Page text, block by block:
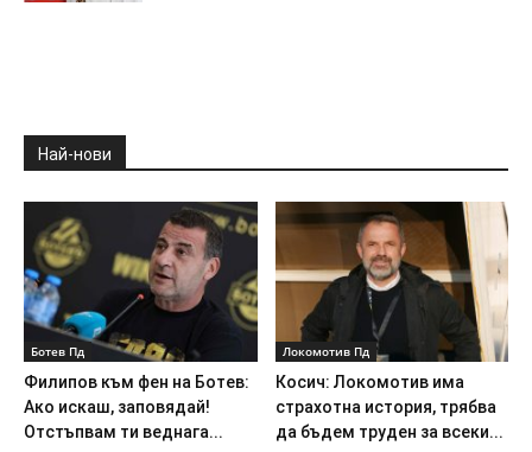
Най-нови
Ботев Пд
Филипов към фен на Ботев:
Ако искаш, заповядай!
Отстъпвам ти веднага...
Локомотив Пд
Косич: Локомотив има
страхотна история, трябва
да бъдем труден за всеки...